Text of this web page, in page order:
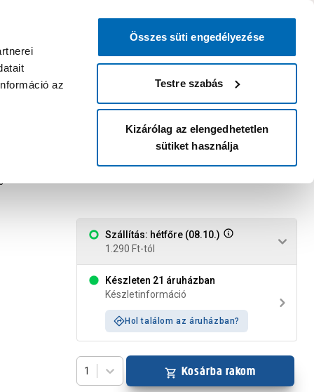
az
Összes süti engedélyezése
Testre szabás
Kizárólag az elengedhetetlen
sütiket használja
bejelentkezni?
Belépés Listáim
Áruházak és szolgáltatások
Szállítás: hétfőre (08.10.)
1.290 Ft-tól
Készleten 21 áruházban
Készletinformáció
Hol találom az áruházban?
1 Kosárba rakom